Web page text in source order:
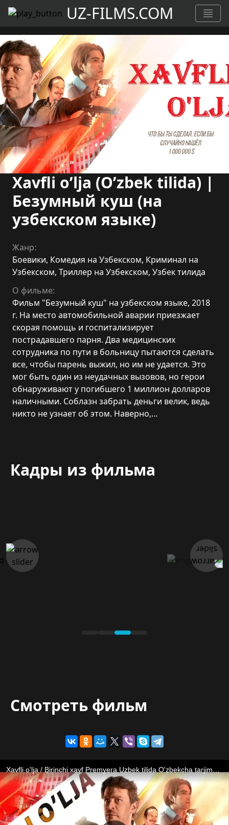
UZ-FILMS.COM
Xavfli o’lja (O’zbek tilida) |
Безумный куш (на
узбекском языке)
Жанр:
Боевики, Комедия на Узбекском, Криминал на
Узбекском, Триллер на Узбекском, Узбек тилида
О фильме:
Фильм "Безумный куш" на узбекском языке, 2018
г. На место автомобильной аварии приезжает
скорая помощь и госпитализирует
пострадавшего парня. Два медицинских
сотрудника по пути в больницу пытаются сделать
все, чтобы парень выжил, но им не удается. Это
мог быть один из неудачных вызовов, но герои
обнаруживают у погибшего 1 миллион долларов
наличными. Соблазн забрать деньги велик, ведь
никто не узнает об этом. Наверно,...
Кадры из фильма
Смотреть фильм